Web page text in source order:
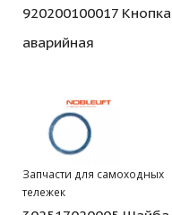
920200100017 Кнопка
аварийная
Запчасти для самоходных
тележек